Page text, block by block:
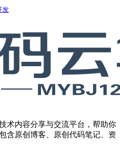
发
术内容分享与交流平台，帮助你
含原创博客、原创代码笔记、资